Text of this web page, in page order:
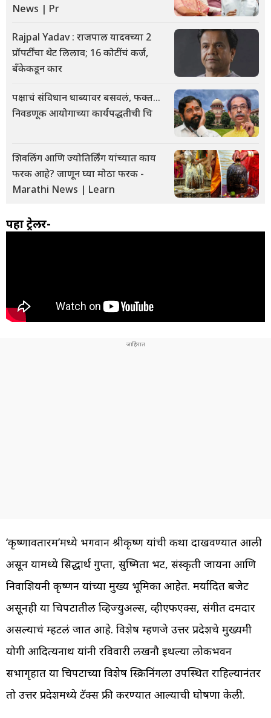
News | Pr
Rajpal Yadav : राजपाल यादवच्या 2
प्रॉपर्टींचा थेट लिलाव; 16 कोटींचं कर्ज,
बँकेकडून कार
पक्षाचं संविधान धाब्यावर बसवलं, फक्त...
निवडणूक आयोगाच्या कार्यपद्धतीची चि
शिवलिंग आणि ज्योतिर्लिंग यांच्यात काय
फरक आहे? जाणून घ्या मोठा फरक -
Marathi News | Learn
पहा ट्रेलर-
‘कृष्णावतारम’मध्ये भगवान श्रीकृष्ण यांची कथा दाखवण्यात आली
असून यामध्ये सिद्धार्थ गुप्ता, सुष्मिता भट, संस्कृती जायना आणि
निवाशियनी कृष्णन यांच्या मुख्य भूमिका आहेत. मर्यादित बजेट
असूनही या चित्रपटातील व्हिज्युअल्स, व्हीएफएक्स, संगीत दमदार
असल्याचं म्हटलं जात आहे. विशेष म्हणजे उत्तर प्रदेशचे मुख्यमंत्री
योगी आदित्यनाथ यांनी रविवारी लखनौ इथल्या लोकभवन
सभागृहात या चित्रपटाच्या विशेष स्क्रिनिंगला उपस्थित राहिल्यानंतर
तो उत्तर प्रदेशमध्ये टॅक्स फ्री करण्यात आल्याची घोषणा केली.